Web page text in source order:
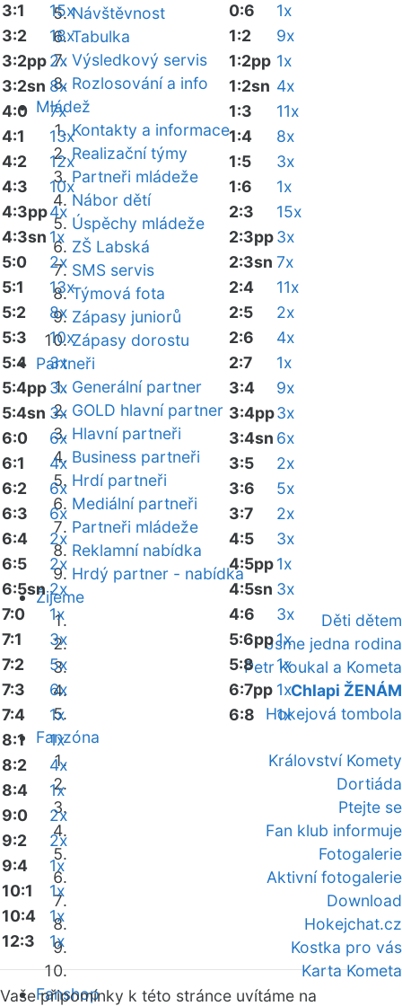
Návštěvnost
Tabulka
Výsledkový servis
Rozlosování a info
Mládež
Kontakty a informace
Realizační týmy
Partneři mládeže
Nábor dětí
Úspěchy mládeže
ZŠ Labská
SMS servis
Týmová fota
Zápasy juniorů
Zápasy dorostu
Partneři
Generální partner
GOLD hlavní partner
Hlavní partneři
Business partneři
Hrdí partneři
Mediální partneři
Partneři mládeže
Reklamní nabídka
Hrdý partner - nabídka
Žijeme
Děti dětem
Jsme jedna rodina
Petr Koukal a Kometa
Chlapi ŽENÁM
Hokejová tombola
Fanzóna
Království Komety
Dortiáda
Ptejte se
Fan klub informuje
Fotogalerie
Aktivní fotogalerie
Download
Hokejchat.cz
Kostka pro vás
Karta Kometa
Fanshop
3:1
15x
3:2
18x
3:2pp2x
3:2sn 8x
4:0
7x
4:1
13x
4:2
12x
4:3
10x
4:3pp4x
4:3sn 1x
5:0
2x
5:1
13x
5:2
8x
5:3
10x
5:4
3x
5:4pp3x
5:4sn 3x
6:0
6x
6:1
4x
6:2
6x
6:3
6x
6:4
2x
6:5
2x
6:5sn 2x
7:0
1x
7:1
3x
7:2
5x
7:3
6x
7:4
1x
8:1
1x
8:2
4x
8:4
1x
9:0
2x
9:2
2x
9:4
1x
10:1
1x
10:4
1x
12:3
1x
0:6
1x
1:2
9x
1:2pp 1x
1:2sn 4x
1:3
11x
1:4
8x
1:5
3x
1:6
1x
2:3
15x
2:3pp3x
2:3sn 7x
2:4
11x
2:5
2x
2:6
4x
2:7
1x
3:4
9x
3:4pp3x
3:4sn 6x
3:5
2x
3:6
5x
3:7
2x
4:5
3x
4:5pp1x
4:5sn 3x
4:6
3x
5:6pp1x
5:8
1x
6:7pp 1x
6:8
1x
Vaše připomínky k této stránce uvítáme na